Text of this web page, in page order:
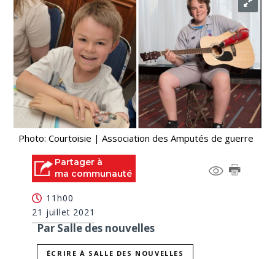
Photo: Courtoisie | Association des Amputés de guerre
Partager à
ma communauté
11h00
21 juillet 2021
Par Salle des nouvelles
ÉCRIRE À SALLE DES NOUVELLES